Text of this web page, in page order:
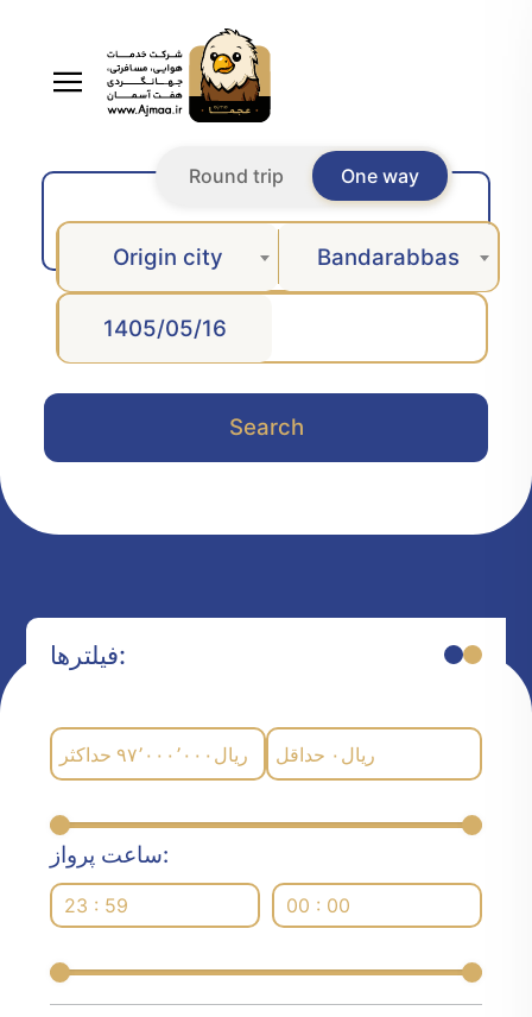
One way
Round trip
Origin city Bandarabbas
Search
فیلترها:
حداکثر ۹۷٬۰۰۰٬۰۰۰ ریال حداقل ۰ ریال
ساعت پرواز:
23 : 59 00 : 00